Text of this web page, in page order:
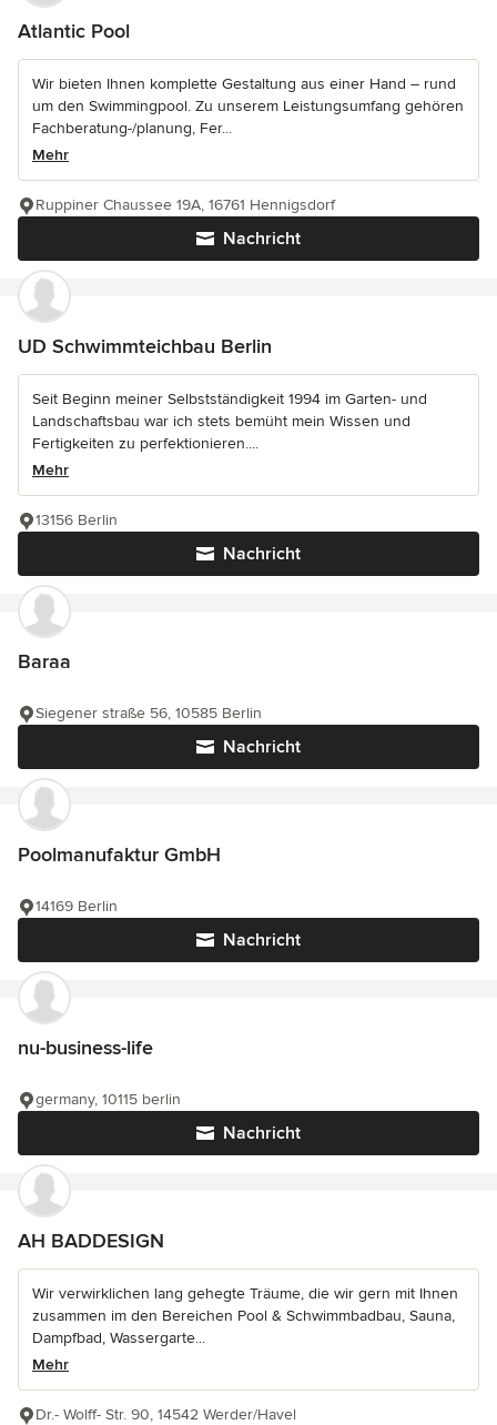
Atlantic Pool
Wir bieten Ihnen komplette Gestaltung aus einer Hand – rund
um den Swimmingpool. Zu unserem Leistungsumfang gehören
Fachberatung-/planung, Fer...
Mehr
Nachricht
Ruppiner Chaussee 19A, 16761 Hennigsdorf
UD Schwimmteichbau Berlin
Seit Beginn meiner Selbstständigkeit 1994 im Garten- und
Landschaftsbau war ich stets bemüht mein Wissen und
Fertigkeiten zu perfektionieren....
Mehr
Nachricht
13156 Berlin
Baraa
Nachricht
Siegener straße 56, 10585 Berlin
Poolmanufaktur GmbH
Nachricht
14169 Berlin
nu-business-life
Nachricht
germany, 10115 berlin
AH BADDESIGN
Wir verwirklichen lang gehegte Träume, die wir gern mit Ihnen
zusammen im den Bereichen Pool & Schwimmbadbau, Sauna,
Dampfbad, Wassergarte...
Mehr
Dr.- Wolff- Str. 90, 14542 Werder/Havel